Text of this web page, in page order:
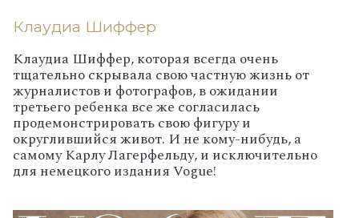
Клаудиа Шиффер
Клаудиа Шиффер, которая всегда очень
тщательно скрывала свою частную жизнь от
журналистов и фотографов, в ожидании
третьего ребенка все же согласилась
продемонстрировать свою фигуру и
округлившийся живот. И не кому-нибудь, а
самому Карлу Лагерфельду, и исключительно
для немецкого издания Vogue!